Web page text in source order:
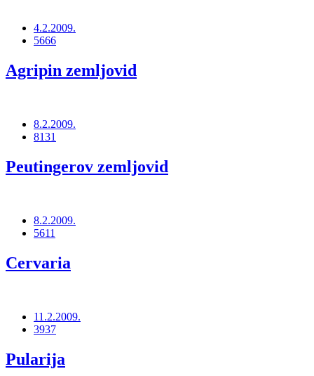
4.2.2009.
5666
Agripin zemljovid
8.2.2009.
8131
Peutingerov zemljovid
8.2.2009.
5611
Cervaria
11.2.2009.
3937
Pularija